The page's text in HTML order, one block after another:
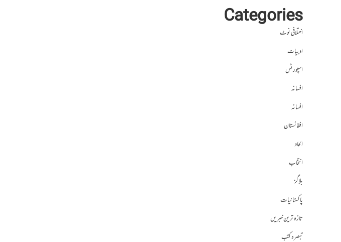
Categories
اختلافی نوٹ
ادبیات
اسپورٹس
افسانہ
افسانہ
افغانستان
الحاد
انتخاب
بلاگز
پاکستانیات
تازہ ترین خبریں
تبصرہ کتب